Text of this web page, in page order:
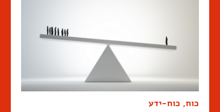
כוח, כוח-ידע